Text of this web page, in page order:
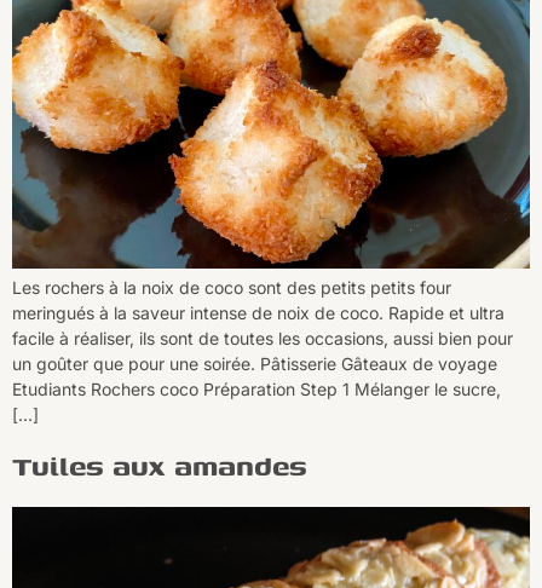
Les rochers à la noix de coco sont des petits petits four
meringués à la saveur intense de noix de coco. Rapide et ultra
facile à réaliser, ils sont de toutes les occasions, aussi bien pour
un goûter que pour une soirée. Pâtisserie Gâteaux de voyage
Etudiants Rochers coco Préparation Step 1 Mélanger le sucre,
[…]
Tuiles aux amandes